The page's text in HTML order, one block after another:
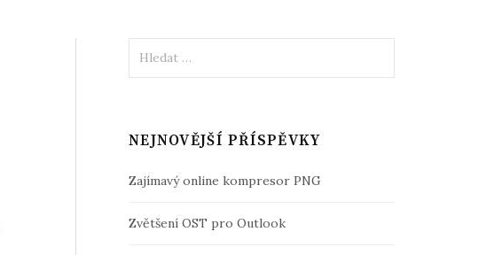
NEJNOVĚJŠÍ PŘÍSPĚVKY
Zajímavý online kompresor PNG
Zvětšení OST pro Outlook